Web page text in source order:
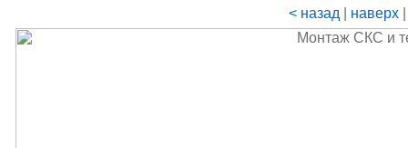
< назад наверх